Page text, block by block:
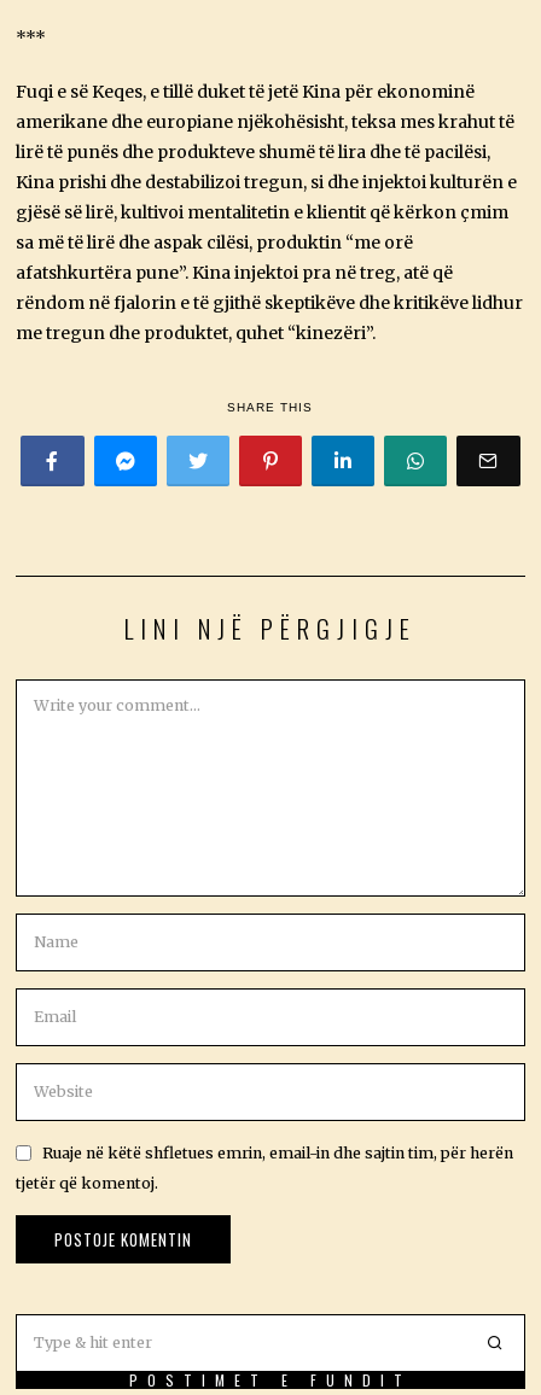
***
Fuqi e së Keqes, e tillë duket të jetë Kina për ekonominë
amerikane dhe europiane njëkohësisht, teksa mes krahut të
lirë të punës dhe produkteve shumë të lira dhe të pacilësi,
Kina prishi dhe destabilizoi tregun, si dhe injektoi kulturën e
gjësë së lirë, kultivoi mentalitetin e klientit që kërkon çmim
sa më të lirë dhe aspak cilësi, produktin “me orë
afatshkurtëra pune”. Kina injektoi pra në treg, atë që
rëndom në fjalorin e të gjithë skeptikëve dhe kritikëve lidhur
me tregun dhe produktet, quhet “kinezëri”.
SHARE THIS
LINI NJË PËRGJIGJE
Ruaje në këtë shfletues emrin, email-in dhe sajtin tim, për herën
tjetër që komentoj.
POSTIMET E FUNDIT